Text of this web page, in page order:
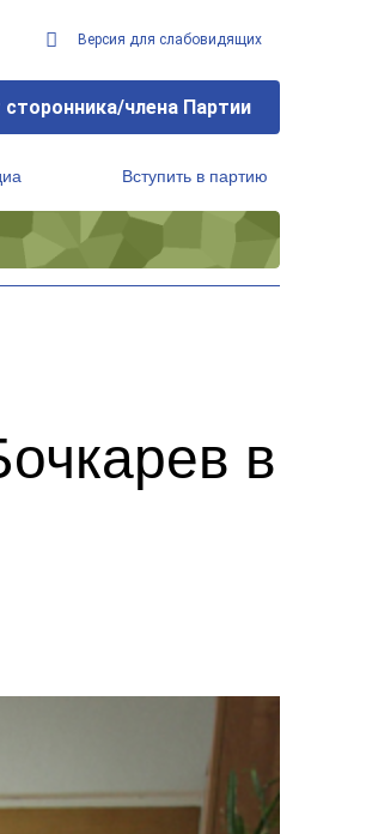
Версия для слабовидящих
члена Партии
Вступить в партию
в